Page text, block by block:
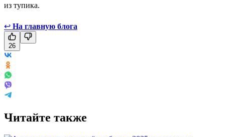
из тупика.
↩ На главную блога
26
Читайте также